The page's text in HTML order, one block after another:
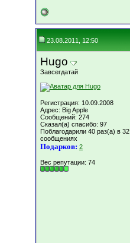
23.08.2011, 12:50
Hugo
Завсегдатай
Регистрация: 10.09.2008
Адрес: Big Apple
Сообщений: 274
Сказал(а) спасибо: 97
Поблагодарили 40 раз(а) в 32
сообщениях
Подарков: 2
Вес репутации: 74